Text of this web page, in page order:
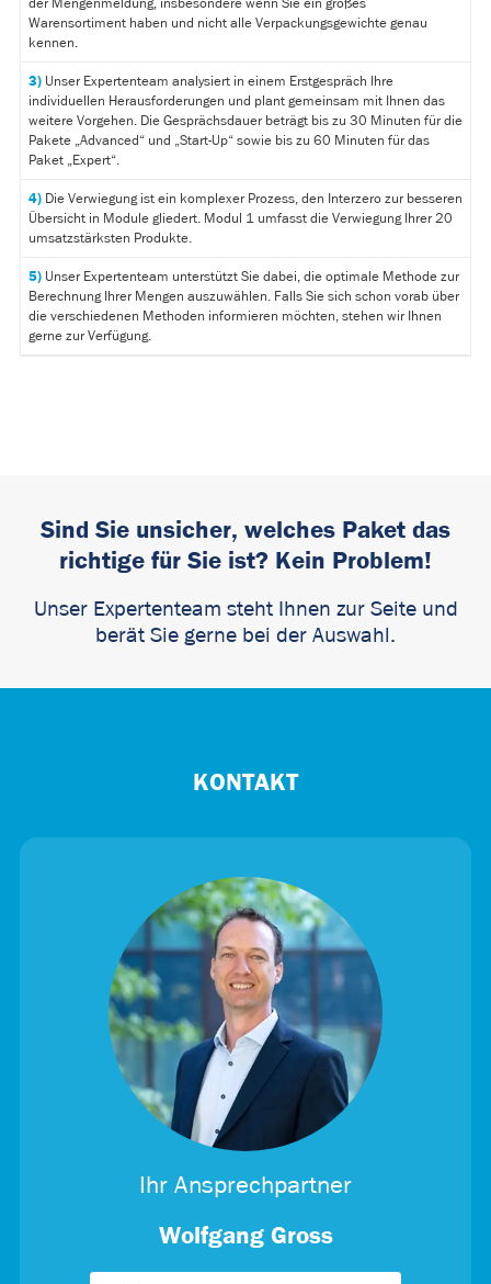
der Mengenmeldung, insbesondere wenn Sie ein großes
Warensortiment haben und nicht alle Verpackungsgewichte genau
kennen.
3) Unser Expertenteam analysiert in einem Erstgespräch Ihre
individuellen Herausforderungen und plant gemeinsam mit Ihnen das
weitere Vorgehen. Die Gesprächsdauer beträgt bis zu 30 Minuten für die
Pakete „Advanced“ und „Start-Up“ sowie bis zu 60 Minuten für das
Paket „Expert“.
4) Die Verwiegung ist ein komplexer Prozess, den Interzero zur besseren
Übersicht in Module gliedert. Modul 1 umfasst die Verwiegung Ihrer 20
umsatzstärksten Produkte.
5) Unser Expertenteam unterstützt Sie dabei, die optimale Methode zur
Berechnung Ihrer Mengen auszuwählen. Falls Sie sich schon vorab über
die verschiedenen Methoden informieren möchten, stehen wir Ihnen
gerne zur Verfügung.
Sind Sie unsicher, welches Paket das
richtige für Sie ist? Kein Problem!
Unser Expertenteam steht Ihnen zur Seite und
berät Sie gerne bei der Auswahl.
KONTAKT
Ihr Ansprechpartner
Wolfgang Gross